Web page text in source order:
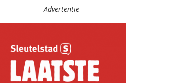
Advertentie